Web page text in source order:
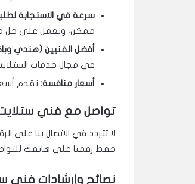
سرعة في الاستجابة
ممكن، ونعمل على حل
أفضل الفنيين (هندي
في مجال خدمات
أسعار منافسة: نقدم
تواصل مع فني
حفظ رقمنا على هاتفك
نصائح وإرشادات فني